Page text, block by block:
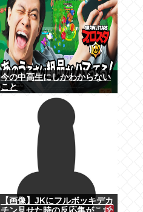
今の中高生にしかわからない
こと
【画像】JKにフルボッキデカ